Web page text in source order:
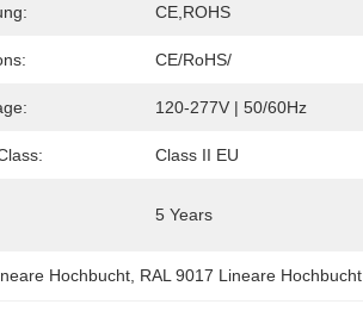
CE,ROHS
CE/RoHS/
120-277V | 50/60Hz
Class II EU
5 Years
Hochbucht RAL 9017 Lineare Hochbucht